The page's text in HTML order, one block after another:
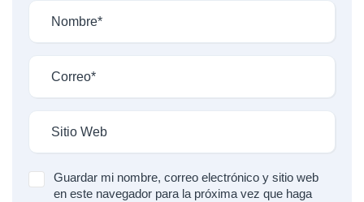
Guardar mi nombre, correo electrónico y sitio web
en este navegador para la próxima vez que haga